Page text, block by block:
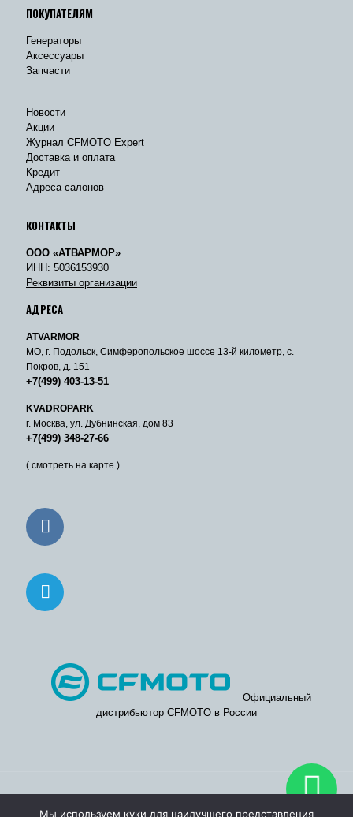
ПОКУПАТЕЛЯМ
Генераторы
Аксессуары
Запчасти
Новости
Акции
Журнал CFMOTO Expert
Доставка и оплата
Кредит
Адреса салонов
КОНТАКТЫ
ООО «АТВАРМОР»
ИНН: 5036153930
Реквизиты организации
АДРЕСА
ATVARMOR
МО, г. Подольск, Симферопольское шоссе 13-й километр, с.
Покров, д. 151
+7(499) 403-13-51
KVADROPARK
г. Москва, ул. Дубнинская, дом 83
+7(499) 348-27-66
( смотреть на карте )
Официальный
дистрибьютор CFMOTO в России
Мы используем куки для наилучшего представления